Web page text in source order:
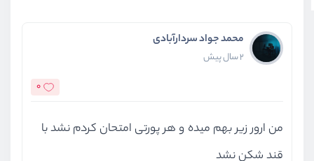
محمد جواد سردارآبادی
2 سال پیش
0
من ارور زیر بهم میده و هر پورتی امتحان کردم نشد با
قند شکن نشد